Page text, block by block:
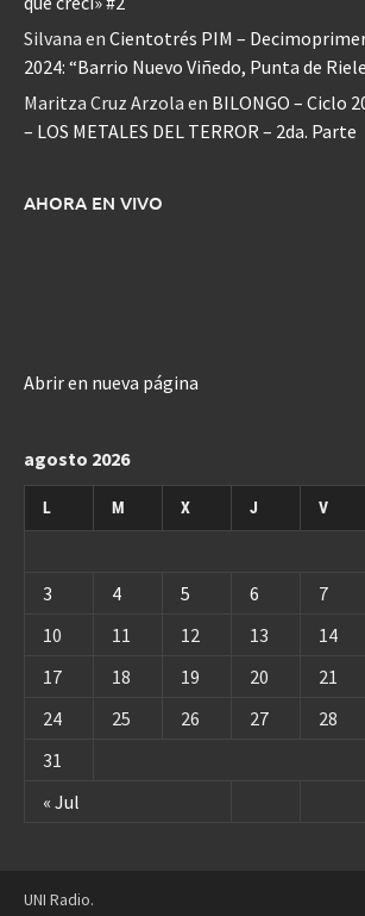
Silvana en Cientotrés PIM –
2024: “Barrio Nuevo Viñedo, Punta de
Maritza Cruz Arzola en BILONGO – Ciclo
– LOS METALES DEL TERROR – 2da. Parte
AHORA EN VIVO
Abrir en nueva página
agosto 2026
L M X J V
« Jul
3
4 5 6 7
10
11 12 13 14
17
18 19 20 21
24
25 26 27 28
31
UNI Radio.